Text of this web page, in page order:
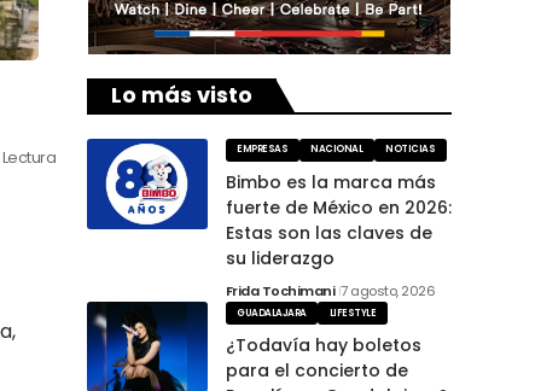
Lectura
Lo más visto
EMPRESAS NACIONAL NOTICIAS
Bimbo es la marca más
fuerte de México en 2026:
Estas son las claves de
su liderazgo
Frida Tochimani 7 agosto, 2026
GUADALAJARA LIFESTYLE
¿Todavía hay boletos
para el concierto de